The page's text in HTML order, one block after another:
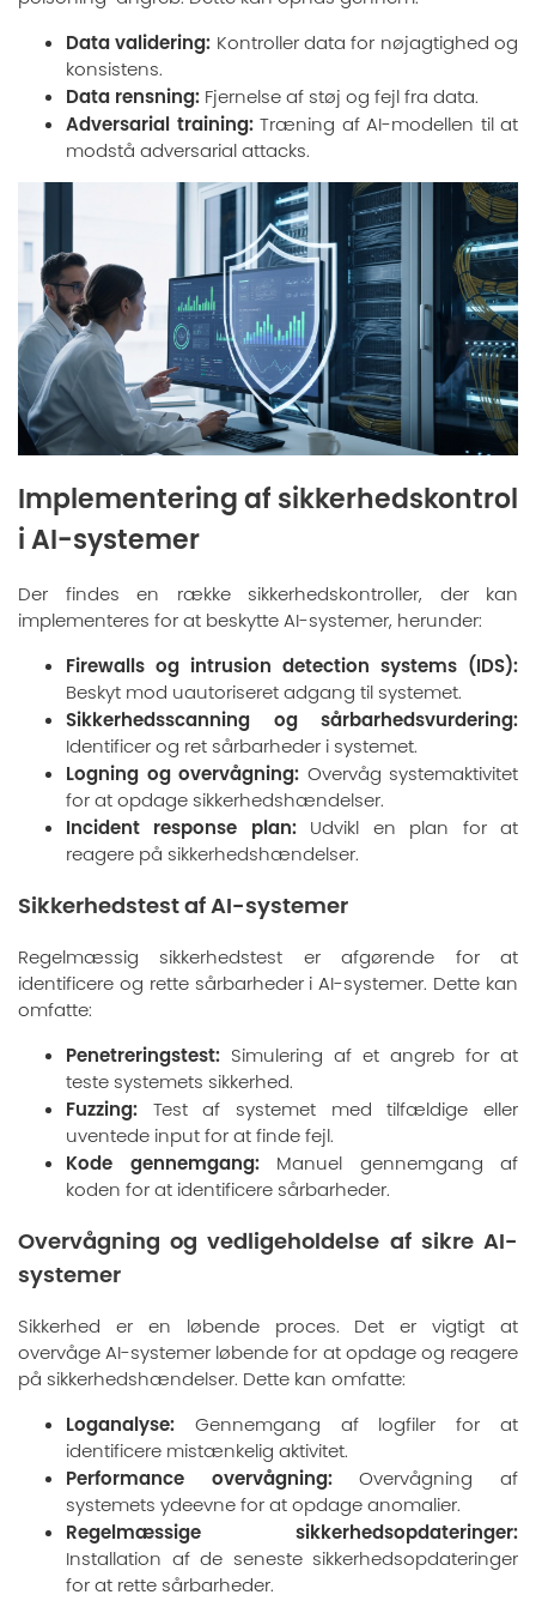
Data validering: Kontroller data for nøjagtighed og
konsistens.
Data rensning: Fjernelse af støj og fejl fra data.
Adversarial training:Træning af AI-modellen til at
modstå adversarial attacks.
Implementering af sikkerhedskontrol
i AI-systemer
Der findes en række sikkerhedskontroller, der kan
implementeres for at beskytte AI-systemer, herunder:
Firewalls og intrusion detection systems (IDS):
Beskyt mod uautoriseret adgang til systemet.
Sikkerhedsscanning og sårbarhedsvurdering:
Identificer og ret sårbarheder i systemet.
Logning og overvågning: Overvåg systemaktivitet
for at opdage sikkerhedshændelser.
Incident response plan:Udvikl en plan for at
reagere på sikkerhedshændelser.
Sikkerhedstest af AI-systemer
Regelmæssig sikkerhedstest er afgørende for at
identificere og rette sårbarheder i AI-systemer. Dette kan
omfatte:
Penetreringstest: Simulering af et angreb for at
teste systemets sikkerhed.
Fuzzing: Test af systemet med tilfældige eller
uventede input for at finde fejl.
Kode gennemgang:Manuel gennemgang af
koden for at identificere sårbarheder.
Overvågning og vedligeholdelse af sikre AI-
systemer
Sikkerhed er en løbende proces. Det er vigtigt at
overvåge AI-systemer løbende for at opdage og reagere
på sikkerhedshændelser. Dette kan omfatte:
Loganalyse: Gennemgang af logfiler for at
identificere mistænkelig aktivitet.
Performance overvågning:Overvågning af
systemets ydeevne for at opdage anomalier.
Regelmæssige sikkerhedsopdateringer:
Installation af de seneste sikkerhedsopdateringer
for at rette sårbarheder.